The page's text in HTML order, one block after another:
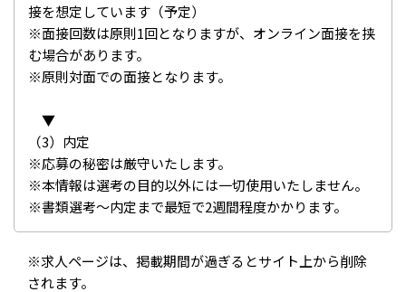
接を想定しています（予定）
※面接回数は原則1回となりますが、オンライン面接を挟
む場合があります。
※原則対面での面接となります。
▼
（3）内定
※応募の秘密は厳守いたします。
※本情報は選考の目的以外には一切使用いたしません。
※書類選考～内定まで最短で2週間程度かかります。
※求人ページは、掲載期間が過ぎるとサイト上から削除
されます。